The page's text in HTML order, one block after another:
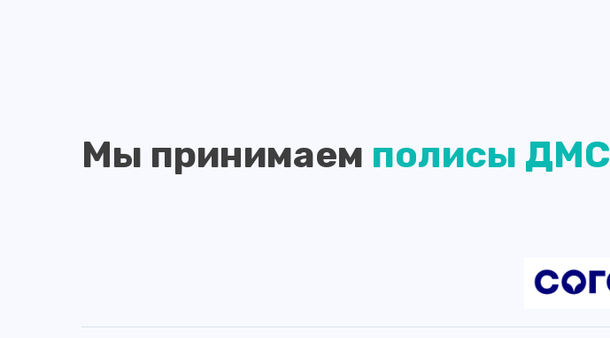
Мы принимаем полисы ДМС